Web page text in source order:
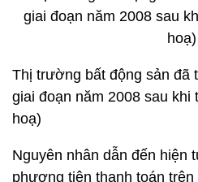
Thị trường bất động sản đã
giai đoạn năm 2008 sau khi
hoạ)
Nguyên nhân dẫn đến hiện
phương tiện thanh toán